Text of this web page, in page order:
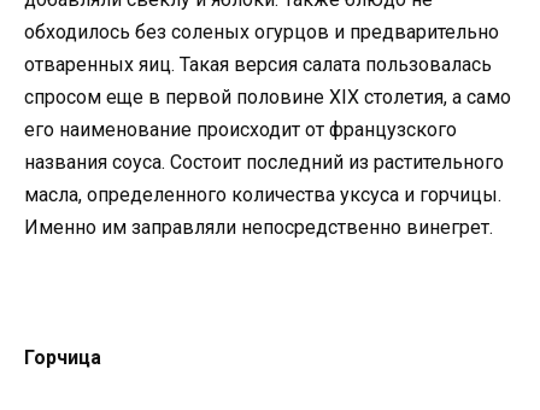
обходилось без соленых огурцов и предварительно
отваренных яиц. Такая версия салата пользовалась
спросом еще в первой половине XIX столетия, а само
его наименование происходит от французского
названия соуса. Состоит последний из растительного
масла, определенного количества уксуса и горчицы.
Именно им заправляли непосредственно винегрет.
Горчица